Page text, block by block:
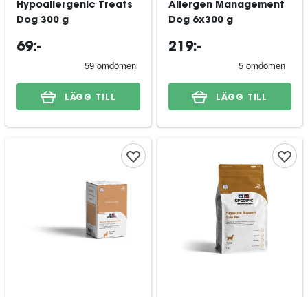
Hypoallergenic Treats
Dog 300 g
69:-
LÄGG TILL
Allergen Management
Dog 6x300 g
219:-
LÄGG TILL